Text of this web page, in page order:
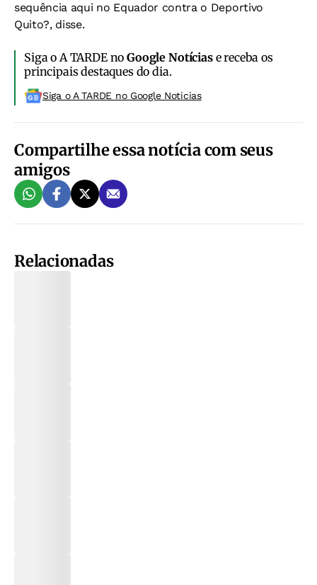
sequência aqui no Equador contra o Deportivo
Quito?, disse.
Siga o A TARDE noGoogle Notíciase receba os
principais destaques do dia.
Siga o A TARDE no Google Noticias
Compartilhe essa notícia com seus
amigos
Relacionadas